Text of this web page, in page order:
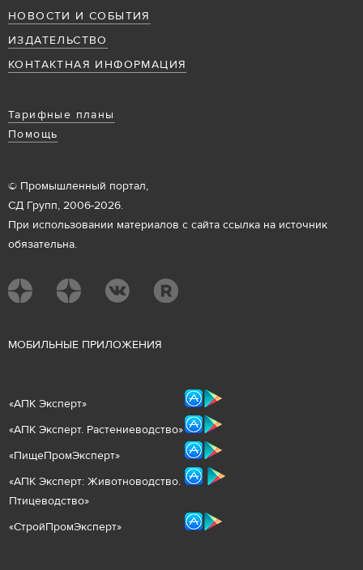
НОВОСТИ И СОБЫТИЯ
ИЗДАТЕЛЬСТВО
КОНТАКТНАЯ ИНФОРМАЦИЯ
Тарифные планы
Помощь
© Промышленный портал,
СД Групп, 2006-2026.
При использовании материалов с сайта ссылка на источник
обязательна.
МОБИЛЬНЫЕ ПРИЛОЖЕНИЯ
«АПК Эксперт»
«АПК Эксперт. Растениеводство»
«ПищеПромЭксперт»
«АПК Эксперт: Животноводство.
Птицеводство»
«СтройПромЭксперт»